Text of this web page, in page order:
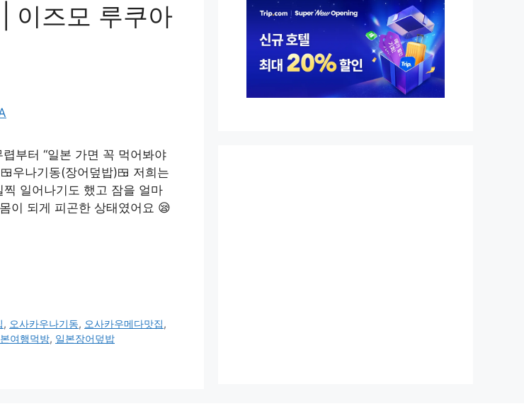
이즈모 루쿠아
부터 “일본 가면 꼭 먹어봐야
우나기동(장어덮밥)🍱 저희는
일어나기도 했고 잠을 얼마
이 되게 피곤한 상태였어요 😪
, 오사카우나기동, 오사카우메다맛집,
여행먹방, 일본장어덮밥